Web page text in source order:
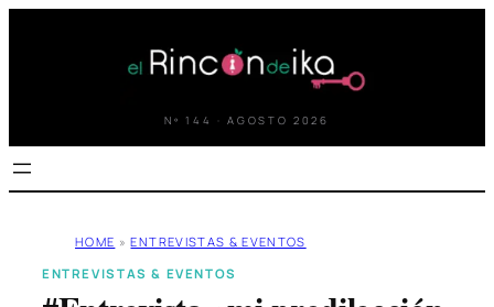
Nº 144 · AGOSTO 2026
HOME » ENTREVISTAS & EVENTOS
ENTREVISTAS & EVENTOS